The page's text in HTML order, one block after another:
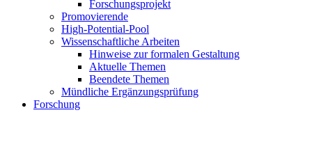
Forschungsprojekt
Promovierende
High-Potential-Pool
Wissenschaftliche Arbeiten
Hinweise zur formalen Gestaltung
Aktuelle Themen
Beendete Themen
Mündliche Ergänzungsprüfung
Forschung